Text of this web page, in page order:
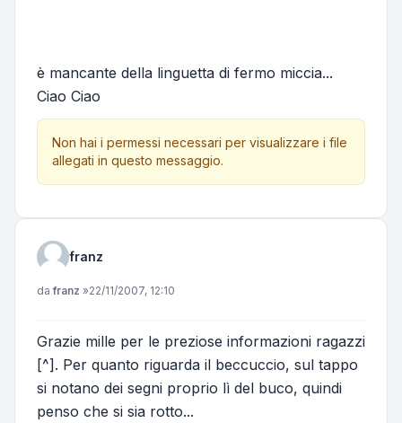
è mancante della linguetta di fermo miccia...
Ciao Ciao
Non hai i permessi necessari per visualizzare i file
allegati in questo messaggio.
franz
Messaggio
dafranz »22/11/2007, 12:10
Grazie mille per le preziose informazioni ragazzi
[^]. Per quanto riguarda il beccuccio, sul tappo
si notano dei segni proprio lì del buco, quindi
penso che si sia rotto...